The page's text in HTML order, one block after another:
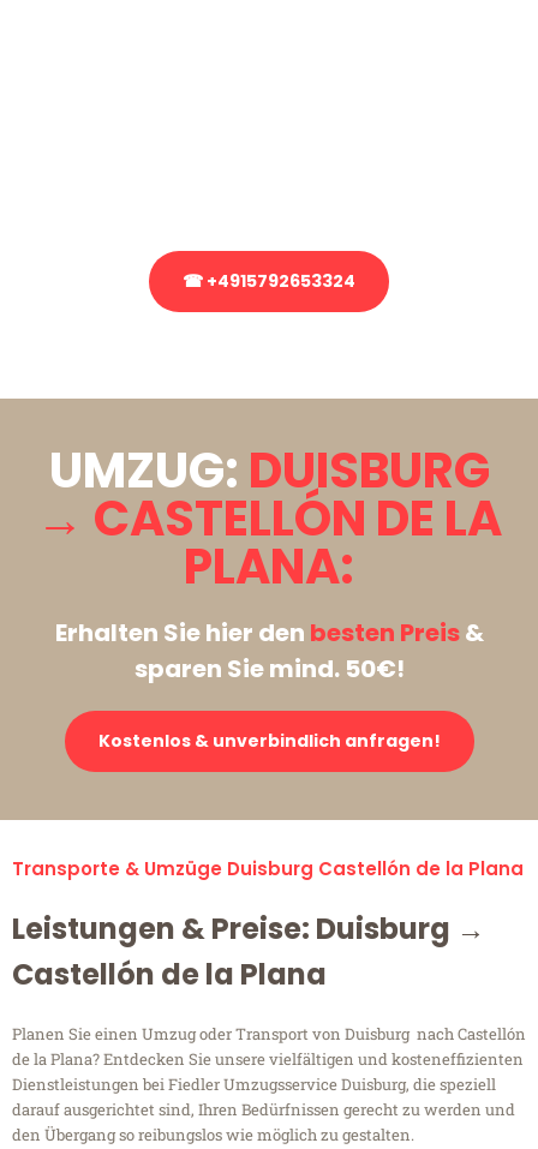
☎ +4915792653324
UMZUG: DUISBURG
→ CASTELLÓN DE LA
PLANA:
Erhalten Sie hier den besten Preis&
sparen Sie mind. 50€!
Kostenlos & unverbindlich anfragen!
Transporte & Umzüge Duisburg Castellón de la Plana
Leistungen & Preise: Duisburg →
Castellón de la Plana
Planen Sie einen Umzug oder Transport von Duisburg nach Castellón
de la Plana? Entdecken Sie unsere vielfältigen und kosteneffizienten
Dienstleistungen bei Fiedler Umzugsservice Duisburg, die speziell
darauf ausgerichtet sind, Ihren Bedürfnissen gerecht zu werden und
den Übergang so reibungslos wie möglich zu gestalten.